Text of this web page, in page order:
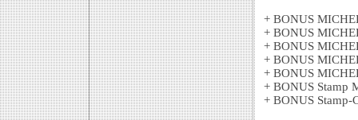
+ BONUS
+ BONUS
+ BONUS
+ BONUS
+ BONUS
+ BONUS Stamp
+ BONUS Stamp-